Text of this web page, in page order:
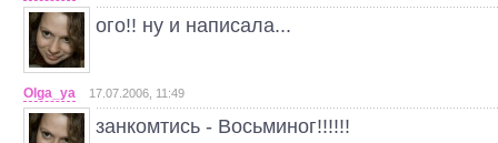
ого!! ну и написала...
Olga_ya 17.07.2006, 11:49
занкомтись - Восьминог!!!!!!